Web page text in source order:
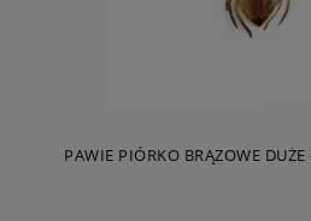
PAWIE PIÓRKO BRĄZOWE